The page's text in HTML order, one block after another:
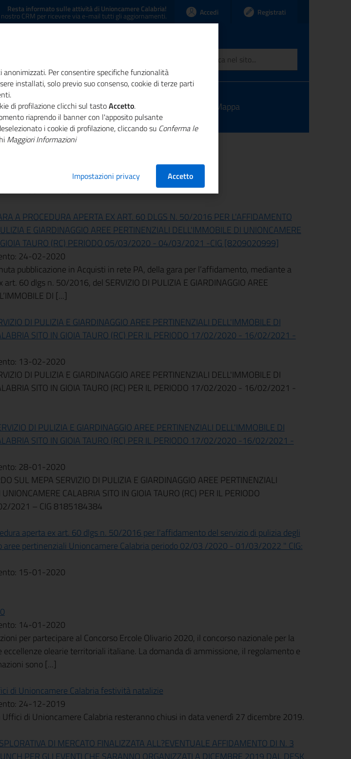
Resta informato sulle attività di Unioncamere Calabria!
CRM per ricevere via e-mail tutti gli aggiornamenti. Accedi Registrati
Concessione sale Contatti Mappa
n. 256 al n. 270
A PROCEDURA APERTA EX ART. 60 DLGS N. 50/2016 PER L'AFFIDAMENTO
E GIARDINAGGIO AREE PERTINENZIALI DELL'IMMOBILE DI UNIONCAMERE
GIOIA TAURO (RC) PERIODO 05/03/2020 - 04/03/2021 -CIG [8209020999]
24-02-2020
pubblicazione in Acquisti in rete PA, della gara per l’affidamento, mediante a
60 dlgs n. 50/2016, del SERVIZIO DI PULIZIA E GIARDINAGGIO AREE
DI [...]
DI PULIZIA E GIARDINAGGIO AREE PERTINENZIALI DELL'IMMOBILE DI
SITO IN GIOIA TAURO (RC) PER IL PERIODO 17/02/2020 - 16/02/2021 -
13-02-2020
DI PULIZIA E GIARDINAGGIO AREE PERTINENZIALI DELL'IMMOBILE DI
SITO IN GIOIA TAURO (RC) PER IL PERIODO 17/02/2020 - 16/02/2021 -
DI PULIZIA E GIARDINAGGIO AREE PERTINENZIALI DELL'IMMOBILE DI
SITO IN GIOIA TAURO (RC) PER IL PERIODO 17/02/2020 -16/02/2021 -
28-01-2020
SUL MEPA SERVIZIO DI PULIZIA E GIARDINAGGIO AREE PERTINENZIALI
CALABRIA SITO IN GIOIA TAURO (RC) PER IL PERIODO
2021 – CIG 8185184384
aperta ex art. 60 dlgs n. 50/2016 per l'affidamento del servizio di pulizia degli
aree pertinenziali Unioncamere Calabria periodo 02/03 /2020 - 01/03/2022 " CIG:
15-01-2020
14-01-2020
per partecipare al Concorso Ercole Olivario 2020, il concorso nazionale per la
eccellenze olearie territoriali italiane. La domanda di ammissione, il regolamento e
sono [...]
di Unioncamere Calabria festività natalizie
24-12-2019
Uffici di Unioncamere Calabria resteranno chiusi in data venerdì 27 dicembre 2019.
DI MERCATO FINALIZZATA ALL?EVENTUALE AFFIDAMENTO DI N. 3
PER GLI EVENTI CHE SARANNO ORGANIZZATI A DICEMBRE 2019 DAL DESK
Per consentire specifiche funzionalità
installati, solo previo suo consenso, cookie di terze parti
di profilazione clicchi sul tastoAccetto.
riaprendo il banner con l'apposito pulsante
i cookie di profilazione, cliccando su Conferma le
Maggiori Informazioni
Impostazioni privacy Accetto